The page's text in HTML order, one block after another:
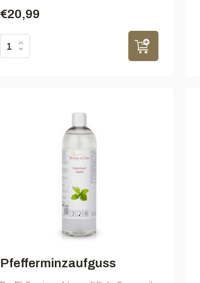
€20,99
Pfefferminzaufguss